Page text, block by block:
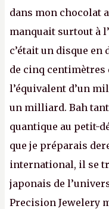
dans mon chocolat
manquait surtout à
c’était un disque en
de cinq centimètres
l’équivalent d’un
un milliard. Bah
quantique au petit-
que je préparais
international, il se
japonais de
Precision Jewelery